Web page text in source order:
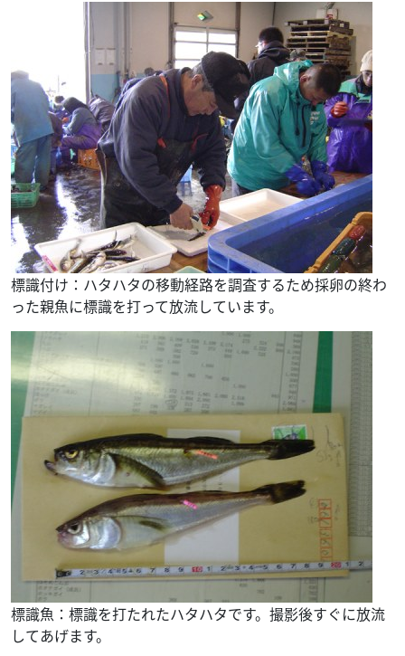
標識付け：ハタハタの移動経路を調査するため採卵の終わ
った親魚に標識を打って放流しています。
標識魚：標識を打たれたハタハタです。撮影後すぐに放流
してあげます。